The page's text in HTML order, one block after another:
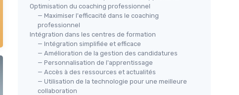
Optimisation du coaching professionnel
— Maximiser l'efficacité dans le coaching
professionnel
Intégration dans les centres de formation
— Intégration simplifiée et efficace
— Amélioration de la gestion des candidatures
— Personnalisation de l'apprentissage
— Accès à des ressources et actualités
— Utilisation de la technologie pour une meilleure
collaboration